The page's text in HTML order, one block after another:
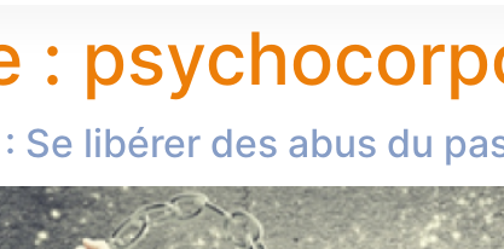
:
Se libérer des abus du